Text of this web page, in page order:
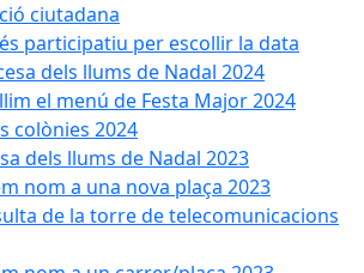
ciutadana
participatiu per escollir la data
dels llums de Nadal 2024
el menú de Festa Major 2024
colònies 2024
dels llums de Nadal 2023
nom a una nova plaça 2023
de la torre de telecomunicacions